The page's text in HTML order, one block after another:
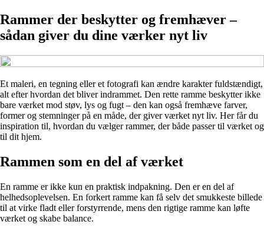
Rammer der beskytter og fremhæver –
sådan giver du dine værker nyt liv
Et maleri, en tegning eller et fotografi kan ændre karakter fuldstændigt,
alt efter hvordan det bliver indrammet. Den rette ramme beskytter ikke
bare værket mod støv, lys og fugt – den kan også fremhæve farver,
former og stemninger på en måde, der giver værket nyt liv. Her får du
inspiration til, hvordan du vælger rammer, der både passer til værket og
til dit hjem.
Rammen som en del af værket
En ramme er ikke kun en praktisk indpakning. Den er en del af
helhedsoplevelsen. En forkert ramme kan få selv det smukkeste billede
til at virke fladt eller forstyrrende, mens den rigtige ramme kan løfte
værket og skabe balance.